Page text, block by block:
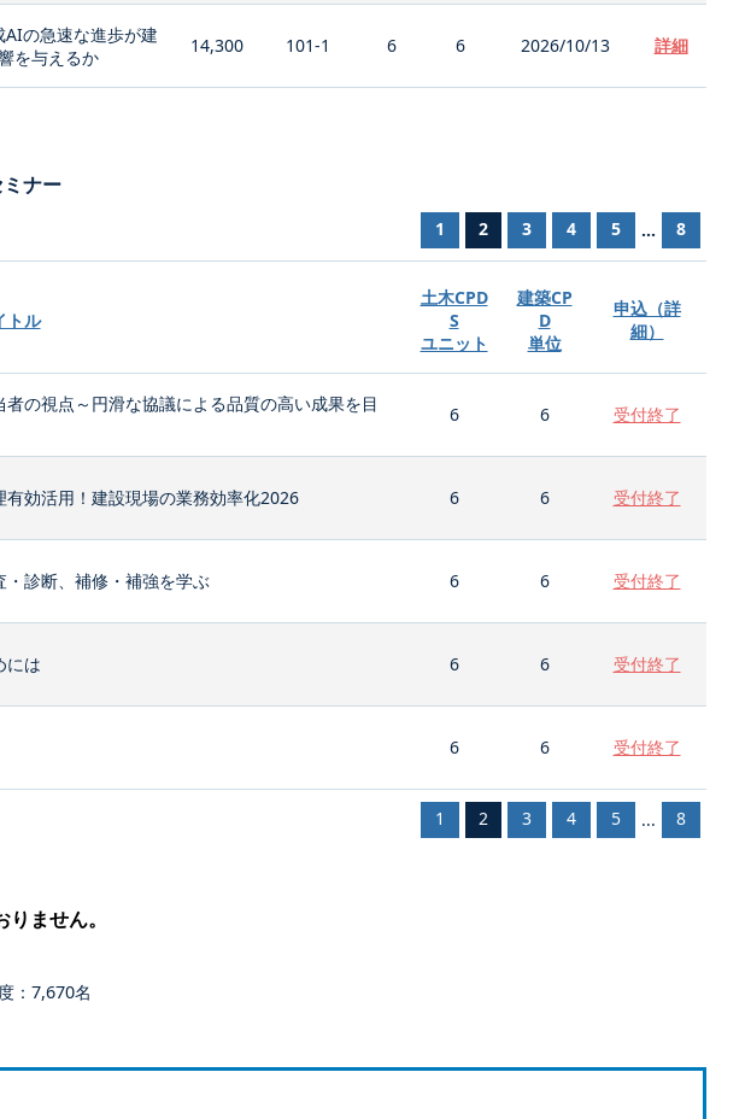
AIの急速な進歩が建
を与えるか
14,300 101-1 6 6 2026/10/13 詳細
ナー
1 2 3 4 5 ... 8
トル
土木CPD
S
ユニット
建築CP
D
単位
申込（詳
細）
の視点～円滑な協議による品質の高い成果を目
6 6 受付終了
有効活用！建設現場の業務効率化2026 6 6 受付終了
・診断、補修・補強を学ぶ 6 6 受付終了
には 6 6 受付終了
6 6 受付終了
1 2 3 4 5 ... 8
ません。
7,670名